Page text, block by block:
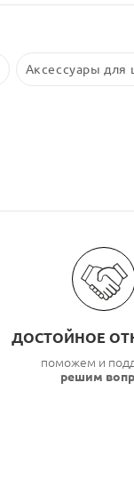
Аксессуары для
ДОСТОЙНОЕ
поможем и
решим